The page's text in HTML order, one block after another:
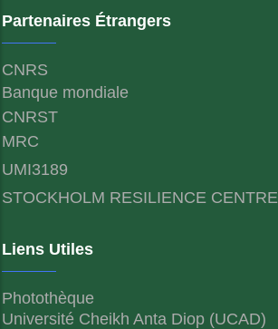
Partenaires Étrangers
CNRS
Banque mondiale
CNRST
MRC
UMI3189
STOCKHOLM RESILIENCE CENTRE
Liens Utiles
Photothèque
Université Cheikh Anta Diop (UCAD)